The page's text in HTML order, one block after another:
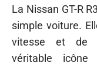
La Nissan GT-R
simple voiture.
vitesse et de
véritable icône